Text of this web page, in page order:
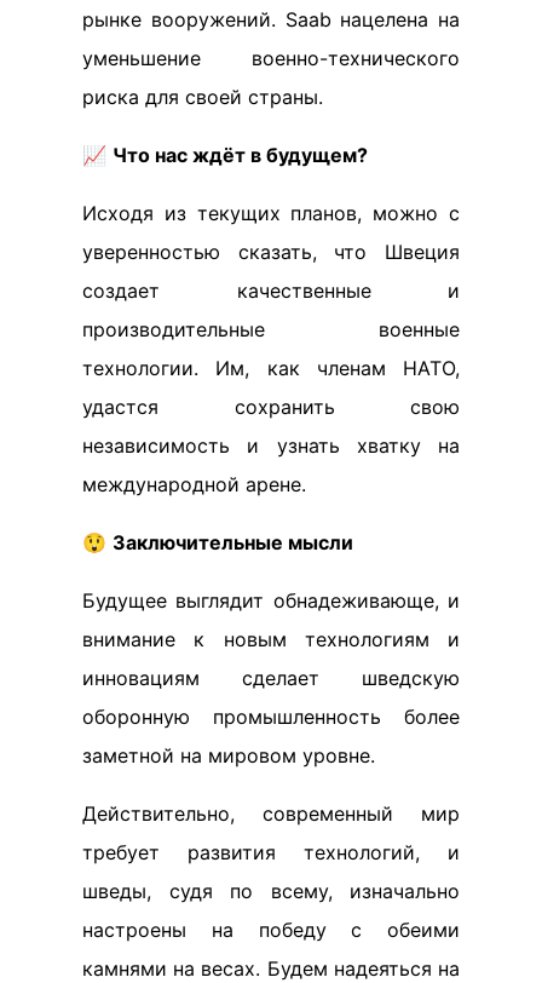
рынке вооружений. Saab нацелена на
уменьшение военно-технического
риска для своей страны.
📈 Что нас ждёт в будущем?
Исходя из текущих планов, можно с
уверенностью сказать, что Швеция
создает качественные и
производительные военные
технологии. Им, как членам НАТО,
удастся сохранить свою
независимость и узнать хватку на
международной арене.
😲 Заключительные мысли
Будущее выглядит обнадеживающе, и
внимание к новым технологиям и
инновациям сделает шведскую
оборонную промышленность более
заметной на мировом уровне.
Действительно, современный мир
требует развития технологий, и
шведы, судя по всему, изначально
настроены на победу с обеими
камнями на весах. Будем надеяться на